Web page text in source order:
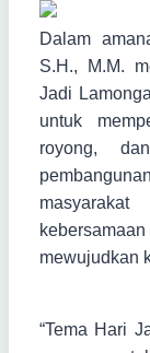
Dalam
S.H., M.M.
Jadi
untuk
royong,
mewujudkan
“Tema Hari